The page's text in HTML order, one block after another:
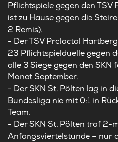
Pflichtspiele gegen den
ist zu Hause gegen die
2 Remis).
- Der TSV Prolactal
23 Pflichtspielduelle gegen
alle 3 Siege gegen den SKN
Monat September.
- Der SKN St. Pölten lag in
Bundesliga nie mit 0:1 in
Team.
- Der SKN St. Pölten traf 2-
Anfangsviertelstunde – nur